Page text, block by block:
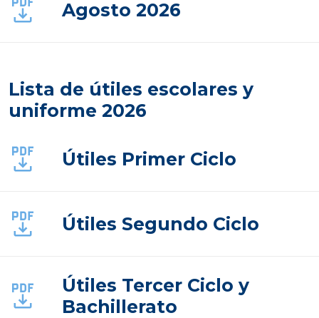
Agosto 2026
Lista de útiles escolares y
uniforme 2026
Útiles Primer Ciclo
Útiles Segundo Ciclo
Útiles Tercer Ciclo y
Bachillerato